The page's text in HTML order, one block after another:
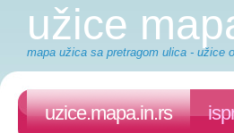
užice
mapa užica sa pretragom ulica - užice
uzice.mapa.in.rs